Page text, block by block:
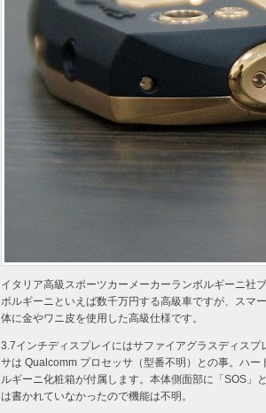
イタリア高級スポーツカーメーカーランボルギーニ社
ボルギーニといえば数千万円する高級車ですが、スマ
体に金やワニ皮を使用した高級仕様です。
3.7インチディスプレイにはサファイアグラスディス
サは Qualcomm プロセッサ（型番不明）との事。ハ
ルギーニ化粧箱が付属します。本体側面部に「SOS」
は書かれていなかったので機能は不明。